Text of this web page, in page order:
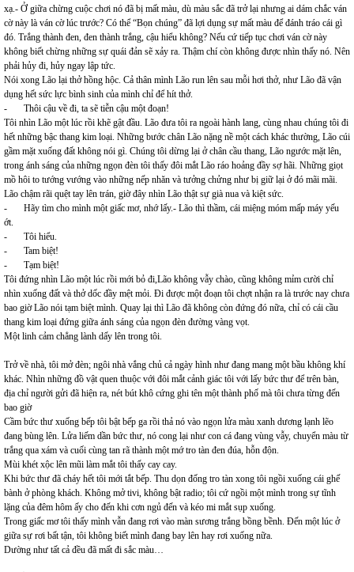
xạ.- Ở giữa chừng cuộc chơi nó đã bị mất màu, dù màu sắc đã trở lại nhưng ai dám chắc ván
cờ này là ván cờ lúc trước? Có thể “Bọn chúng” đã lợi dụng sự mất màu để đánh tráo cái gì
đó. Trắng thành đen, đen thành trắng, cậu hiểu không? Nếu cứ tiếp tục chơi ván cờ này
không biết chừng những sự quái đản sẽ xảy ra. Thậm chí còn không được nhìn thấy nó. Nên
phải hủy đi, hủy ngay lập tức.
Nói xong Lão lại thở hồng hộc. Cả thân mình Lão run lên sau mỗi hơi thở, như Lão đã vận
dụng hết sức lực bình sinh của mình chỉ để hít thở.
- Thôi cậu về đi, ta sẽ tiễn cậu một đoạn!
Tôi nhìn Lão một lúc rồi khẽ gật đầu. Lão đưa tôi ra ngoài hành lang, cùng nhau chúng tôi đi
hết những bậc thang kim loại. Những bước chân Lão nặng nề một cách khác thường, Lão cúi
gầm mặt xuống đất không nói gì. Chúng tôi dừng lại ở chân cầu thang, Lão ngước mặt lên,
trong ánh sáng của những ngọn đèn tôi thấy đôi mắt Lão ráo hoảng đầy sợ hãi. Những giọt
mồ hôi to tướng vướng vào những nếp nhăn và tưởng chửng như bị giữ lại ở đó mãi mãi.
Lão chậm rãi quệt tay lên trán, giờ đây nhìn Lão thật sự già nua và kiệt sức.
- Hãy tìm cho mình một giấc mơ, nhớ lấy.- Lão thì thầm, cái miệng móm mấp máy yếu
ớt.
- Tôi hiểu.
- Tam biệt!
- Tạm biệt!
Tôi đứng nhìn Lão một lúc rồi mới bỏ đi,Lão không vẫy chào, cũng không mỉm cười chỉ
nhìn xuống đất và thở dốc đầy mệt mỏi. Đi được một đoạn tôi chợt nhận ra là trước nay chưa
bao giờ Lão nói tạm biệt mình. Quay lại thì Lão đã không còn đứng đó nữa, chỉ có cái cầu
thang kim loại đứng giữa ánh sáng của ngọn đèn đường vàng vọt.
Một linh cảm chẳng lành dấy lên trong tôi.
Trở về nhà, tôi mở đèn; ngôi nhà vắng chủ cả ngày hình như đang mang một bầu không khí
khác. Nhìn những đồ vật quen thuộc với đôi mắt cảnh giác tôi với lấy bức thư để trên bàn,
địa chỉ người gửi đã hiện ra, nét bút khô cứng ghi tên một thành phố mà tôi chưa từng đến
bao giờ
Cầm bức thư xuống bếp tôi bật bếp ga rồi thả nó vào ngọn lửa màu xanh dương lạnh lẽo
đang bùng lên. Lửa liếm dần bức thư, nó cong lại như con cá đang vùng vẫy, chuyển màu từ
trắng qua xám và cuối cùng tan rã thành một mớ tro tàn đen đúa, hỗn độn.
Mùi khét xộc lên mũi làm mắt tôi thấy cay cay.
Khi bức thư đã cháy hết tôi mới tắt bếp. Thu dọn đống tro tàn xong tôi ngồi xuống cái ghế
bành ở phòng khách. Không mở tivi, không bật radio; tôi cứ ngồi một mình trong sự tĩnh
lặng của đêm hôm ấy cho đến khi cơn ngủ đến và kéo mi mắt sụp xuống.
Trong giấc mơ tôi thấy mình vẫn đang rơi vào màn sương trắng bồng bềnh. Đến một lúc ở
giữa sự rơi bất tận, tôi không biết mình đang bay lên hay rơi xuống nữa.
Dường như tất cả đều đã mất đi sắc màu…